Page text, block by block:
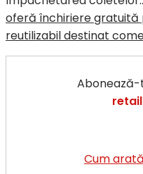
oferă închiriere gratuită
reutilizabil destinat
Cum